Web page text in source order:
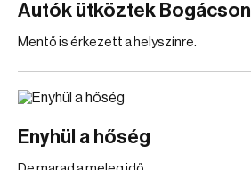
Autók ütköztek Bogácson
Mentő is érkezett a helyszínre.
Enyhül a hőség